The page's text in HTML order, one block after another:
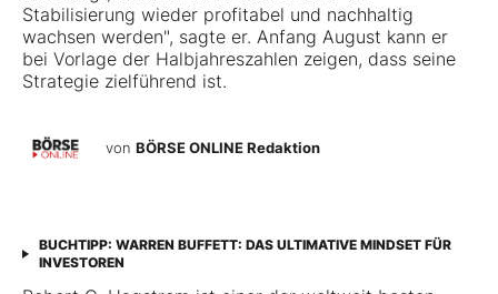
Stabilisierung wieder profitabel und nachhaltig
wachsen werden", sagte er. Anfang August kann er
bei Vorlage der Halbjahreszahlen zeigen, dass seine
Strategie zielführend ist.
von BÖRSE ONLINE Redaktion
BUCHTIPP: WARREN BUFFETT: DAS ULTIMATIVE MINDSET FÜR
INVESTOREN